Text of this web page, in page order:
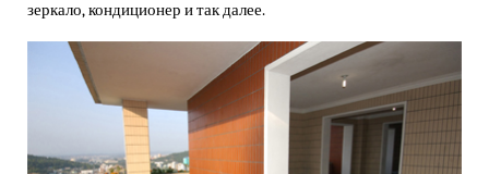
зеркало, кондиционер и так далее.